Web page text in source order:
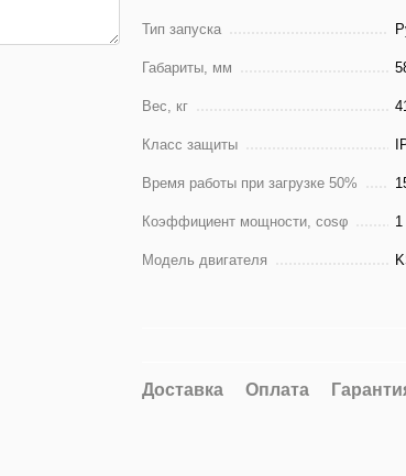
Тип запуска
Габариты, мм
Вес, кг
Класс защиты
Время работы при загрузке 50%
Коэффициент мощности, cosφ 1
Модель двигателя
Доставка Оплата